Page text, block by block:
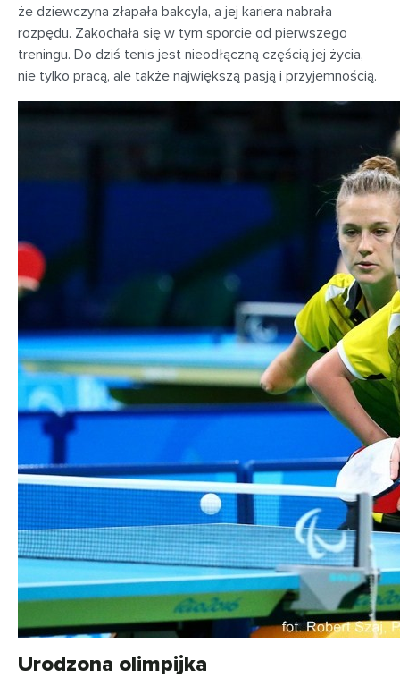
że dziewczyna złapała bakcyla, a jej kariera nabrała
rozpędu. Zakochała się w tym sporcie od pierwszego
treningu. Do dziś tenis jest nieodłączną częścią jej życia,
nie tylko pracą, ale także największą pasją i przyjemnością.
Urodzona olimpijka